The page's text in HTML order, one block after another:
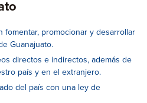
fomentar, promocionar y desarrollar
Guanajuato.
directos e indirectos, además de
país y en el extranjero.
del país con una ley de